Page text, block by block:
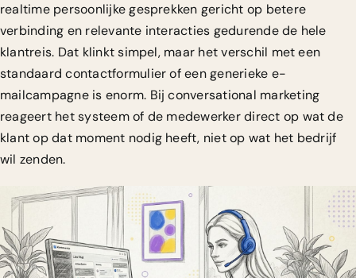
realtime persoonlijke gesprekken gericht op betere
verbinding en relevante interacties gedurende de hele
klantreis. Dat klinkt simpel, maar het verschil met een
standaard contactformulier of een generieke e-
mailcampagne is enorm. Bij conversational marketing
reageert het systeem of de medewerker direct op wat de
klant op dat moment nodig heeft, niet op wat het bedrijf
wil zenden.